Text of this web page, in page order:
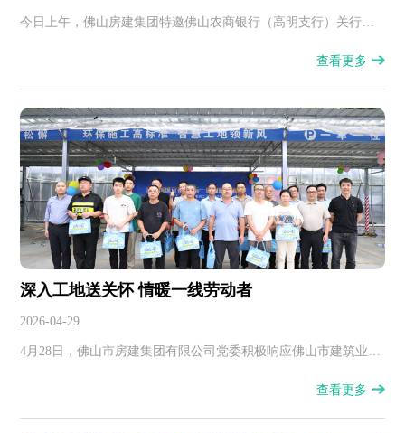
今日上午，佛山房建集团特邀佛山农商银行（高明支行）关行长
查看更多
深入工地送关怀 情暖一线劳动者
2026-04-29
4月28日，佛山市房建集团有限公司党委积极响应佛山市建筑业协
入项目工地一线，与建筑工人面对面交流，开展"共进晚餐""电影
进工地"等暖心活动。
查看更多